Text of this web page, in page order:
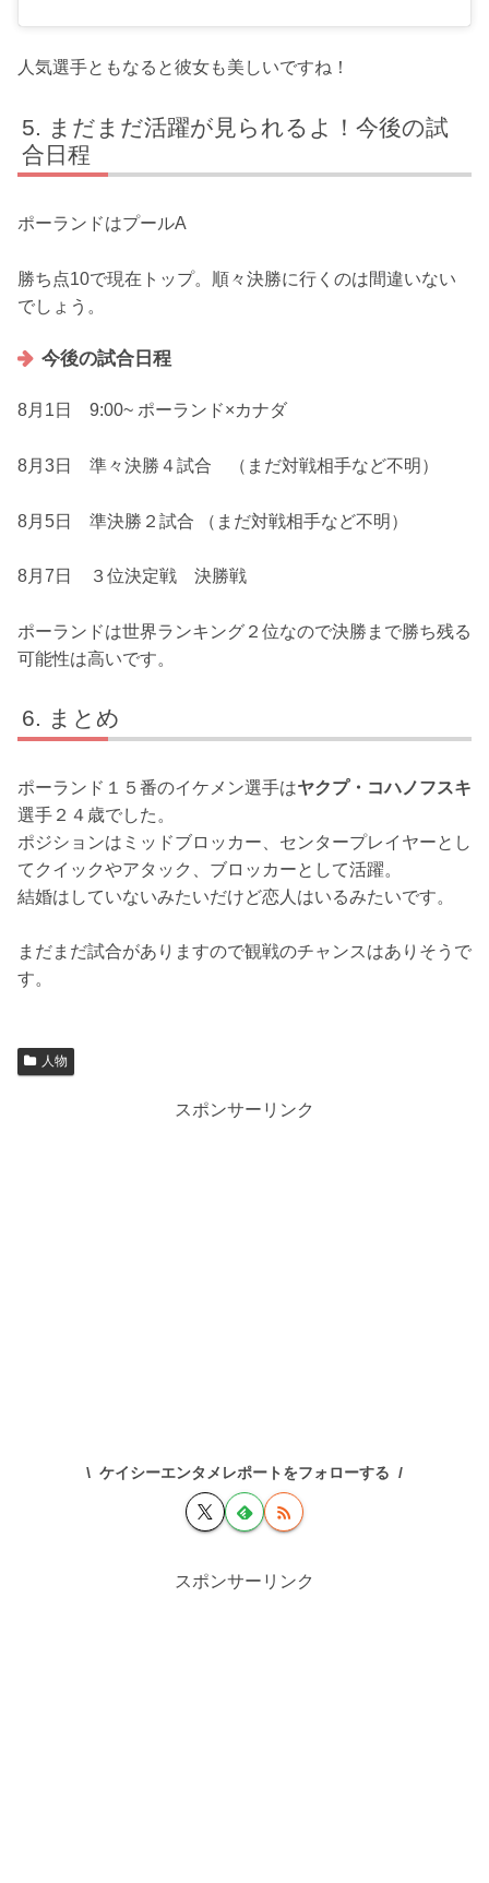
人気選手ともなると彼女も美しいですね！
まだまだ活躍が見られるよ！今後の試
合日程
ポーランドはプールA
勝ち点10で現在トップ。順々決勝に行くのは間違いない
でしょう。
今後の試合日程
8月1日 9:00~ ポーランド×カナダ
8月3日 準々決勝４試合 （まだ対戦相手など不明）
8月5日 準決勝２試合 （まだ対戦相手など不明）
8月7日 ３位決定戦 決勝戦
ポーランドは世界ランキング２位なので決勝まで勝ち残る
可能性は高いです。
まとめ
ポーランド１５番のイケメン選手はヤクプ・コハノフスキ
選手２４歳でした。
ポジションはミッドブロッカー、センタープレイヤーとし
てクイックやアタック、ブロッカーとして活躍。
結婚はしていないみたいだけど恋人はいるみたいです。
まだまだ試合がありますので観戦のチャンスはありそうで
す。
人物
スポンサーリンク
ケイシーエンタメレポートをフォローする
スポンサーリンク